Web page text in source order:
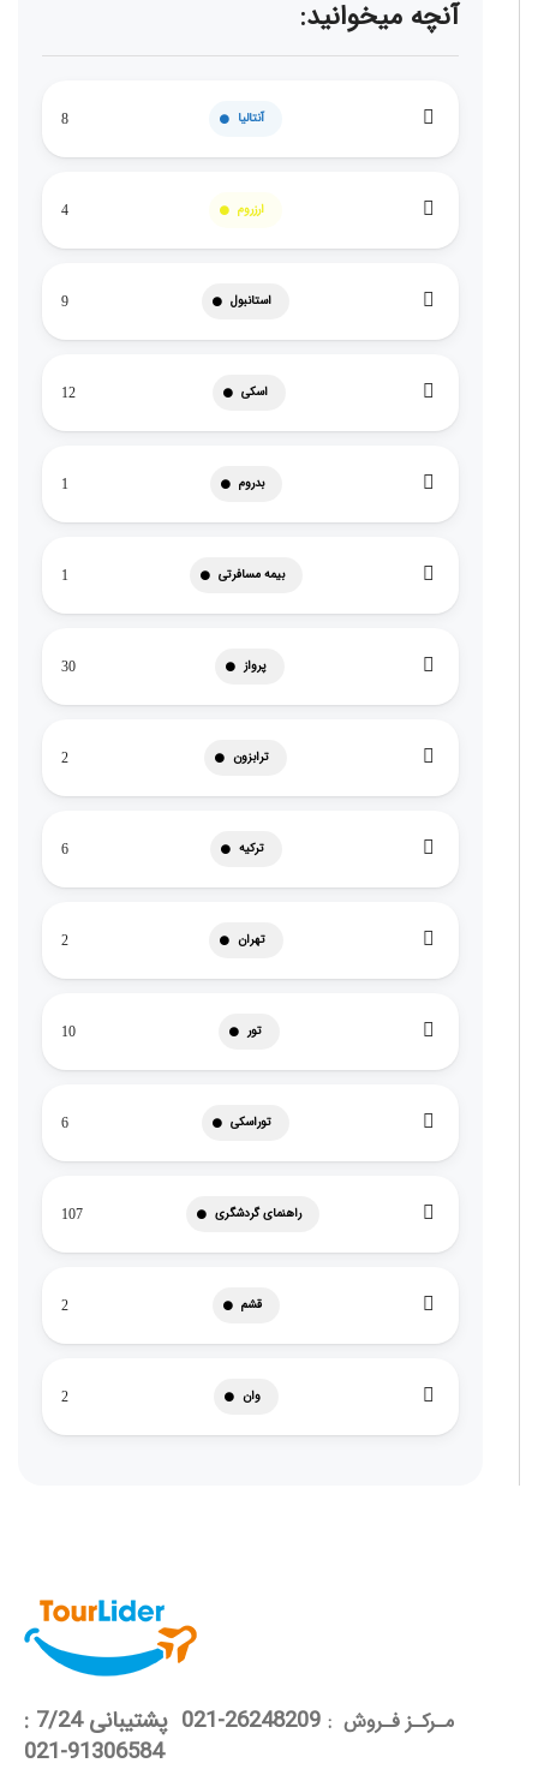
آنچه میخوانید:
آنتالیا 8
ارزروم 4
استانبول 9
اسکی 12
بدروم 1
بیمه مسافرتی 1
پرواز 30
ترابزون 2
ترکیه 6
تهران 2
تور 10
توراسکی 6
راهنمای گردشگری 107
قشم 2
وان 2
مـرکـز فـروش :
26248209-021 پشتیبانی 7/24 :
91306584-021